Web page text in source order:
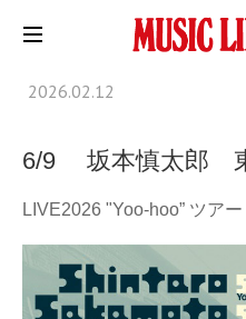
2026.02.12
6/9 坂本慎太郎
LIVE2026 "Yoo-hoo” ツアー